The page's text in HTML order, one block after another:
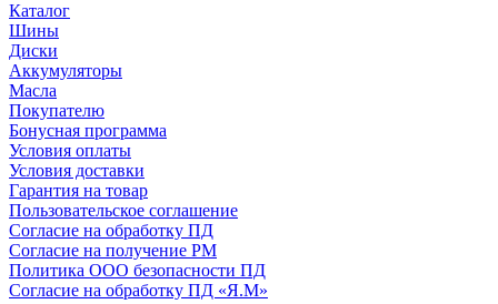
Каталог
Шины
Диски
Аккумуляторы
Масла
Покупателю
Бонусная программа
Условия оплаты
Условия доставки
Гарантия на товар
Пользовательское соглашение
Согласие на обработку ПД
Согласие на получение РМ
Политика ООО безопасности ПД
Согласие на обработку ПД «Я.М»